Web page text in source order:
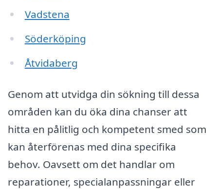
Vadstena
Söderköping
Åtvidaberg
Genom att utvidga din sökning till dessa
områden kan du öka dina chanser att
hitta en pålitlig och kompetent smed som
kan återförenas med dina specifika
behov. Oavsett om det handlar om
reparationer, specialanpassningar eller